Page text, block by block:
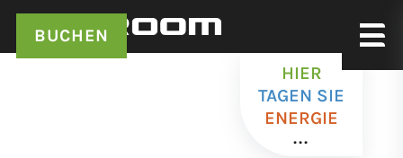
BUCHEN
HIER
TAGEN SIE
ENERGIE
...